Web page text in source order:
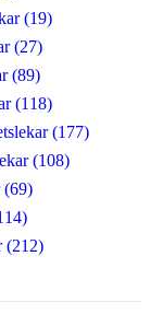
(19)
(27)
(89)
(118)
(177)
(108)
(69)
(212)